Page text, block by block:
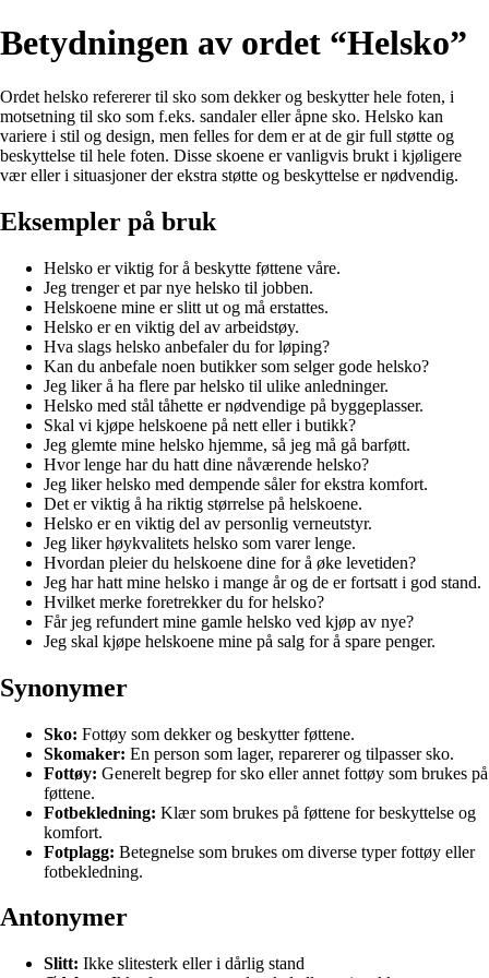
Betydningen av ordet “Helsko”
Ordet helsko refererer til sko som dekker og beskytter hele foten, i
motsetning til sko som f.eks. sandaler eller åpne sko. Helsko kan
variere i stil og design, men felles for dem er at de gir full støtte og
beskyttelse til hele foten. Disse skoene er vanligvis brukt i kjøligere
vær eller i situasjoner der ekstra støtte og beskyttelse er nødvendig.
Eksempler på bruk
Helsko er viktig for å beskytte føttene våre.
Jeg trenger et par nye helsko til jobben.
Helskoene mine er slitt ut og må erstattes.
Helsko er en viktig del av arbeidstøy.
Hva slags helsko anbefaler du for løping?
Kan du anbefale noen butikker som selger gode helsko?
Jeg liker å ha flere par helsko til ulike anledninger.
Helsko med stål tåhette er nødvendige på byggeplasser.
Skal vi kjøpe helskoene på nett eller i butikk?
Jeg glemte mine helsko hjemme, så jeg må gå barføtt.
Hvor lenge har du hatt dine nåværende helsko?
Jeg liker helsko med dempende såler for ekstra komfort.
Det er viktig å ha riktig størrelse på helskoene.
Helsko er en viktig del av personlig verneutstyr.
Jeg liker høykvalitets helsko som varer lenge.
Hvordan pleier du helskoene dine for å øke levetiden?
Jeg har hatt mine helsko i mange år og de er fortsatt i god stand.
Hvilket merke foretrekker du for helsko?
Får jeg refundert mine gamle helsko ved kjøp av nye?
Jeg skal kjøpe helskoene mine på salg for å spare penger.
Synonymer
Sko: Fottøy som dekker og beskytter føttene.
Skomaker: En person som lager, reparerer og tilpasser sko.
Fottøy: Generelt begrep for sko eller annet fottøy som brukes på
føttene.
Fotbekledning: Klær som brukes på føttene for beskyttelse og
komfort.
Fotplagg: Betegnelse som brukes om diverse typer fottøy eller
fotbekledning.
Antonymer
Slitt: Ikke slitesterk eller i dårlig stand